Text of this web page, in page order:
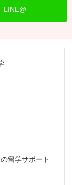
LINE@
留学サポート